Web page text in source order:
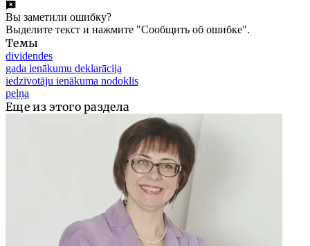
Вы заметили ошибку?
Выделите текст и нажмите "Сообщить об ошибке".
Темы
dividendes
gada ienākumu deklarācija
iedzīvotāju ienākuma nodoklis
peļņa
Еще из этого раздела